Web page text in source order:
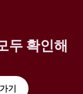
두 확인해
기